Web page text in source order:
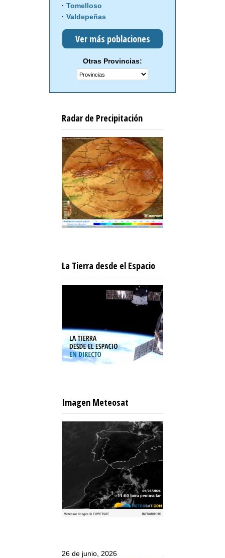
Tomelloso
Valdepeñas
Ver más poblaciones
Otras Provincias:
Radar de Precipitación
La Tierra desde el Espacio
Imagen Meteosat
26 de junio, 2026